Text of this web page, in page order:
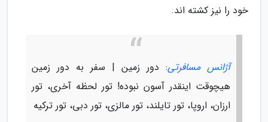
خود را نیز کشته اند.
آژانس مسافرتی: دور زمین | سفر به دور زمین
هیچوقت اینقدر آسون نبوده! تور لحظه آخری، تور
ارزان، اروپا، تور تایلند، تور مالزی، تور دبی، تور ترکیه